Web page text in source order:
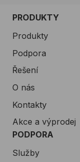
PRODUKTY
Produkty
Podpora
Řešení
O nás
Kontakty
Akce a výprodej
PODPORA
Služby